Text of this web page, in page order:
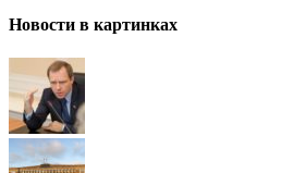
Новости в картинках